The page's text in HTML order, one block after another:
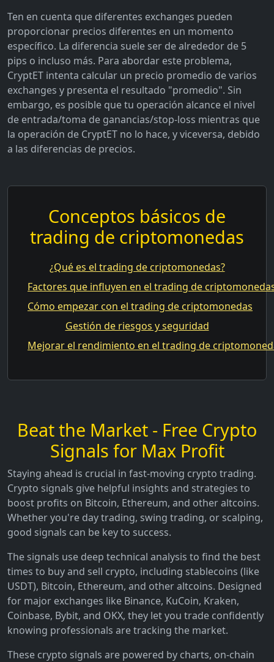
Ten en cuenta que diferentes exchanges pueden
proporcionar precios diferentes en un momento
específico. La diferencia suele ser de alrededor de 5
pips o incluso más. Para abordar este problema,
CryptET intenta calcular un precio promedio de varios
exchanges y presenta el resultado "promedio". Sin
embargo, es posible que tu operación alcance el nivel
de entrada/toma de ganancias/stop-loss mientras que
la operación de CryptET no lo hace, y viceversa, debido
a las diferencias de precios.
Conceptos básicos de
trading de criptomonedas
¿Qué es el trading de criptomonedas?
Factores que influyen en el trading de
Cómo empezar con el trading de criptomonedas
Gestión de riesgos y seguridad
Mejorar el rendimiento en el trading de
Beat the Market - Free Crypto
Signals for Max Profit
Staying ahead is crucial in fast-moving crypto trading.
Crypto signals give helpful insights and strategies to
boost profits on Bitcoin, Ethereum, and other altcoins.
Whether you're day trading, swing trading, or scalping,
good signals can be key to success.
The signals use deep technical analysis to find the best
times to buy and sell crypto, including stablecoins (like
USDT), Bitcoin, Ethereum, and other altcoins. Designed
for major exchanges like Binance, KuCoin, Kraken,
Coinbase, Bybit, and OKX, they let you trade confidently
knowing professionals are tracking the market.
These crypto signals are powered by charts, on-chain